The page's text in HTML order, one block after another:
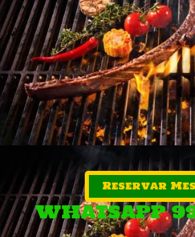
Reservar
WHATSAPP